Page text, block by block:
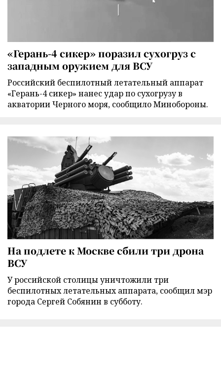
«Герань-4 сикер» поразил сухогруз с
западным оружием для ВСУ
Российский беспилотный летательный аппарат
«Герань-4 сикер» нанес удар по сухогрузу в
акватории Черного моря, сообщило Минобороны.
На подлете к Москве сбили три дрона
ВСУ
У российской столицы уничтожили три
беспилотных летательных аппарата, сообщил мэр
города Сергей Собянин в субботу.